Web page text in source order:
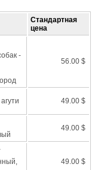
Стандартная
цена
-
56.00 $
49.00 $
49.00 $
49.00 $